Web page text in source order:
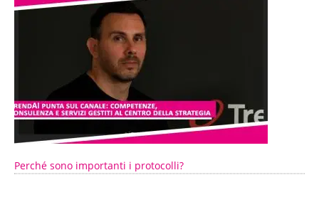
Perché sono importanti i protocolli?